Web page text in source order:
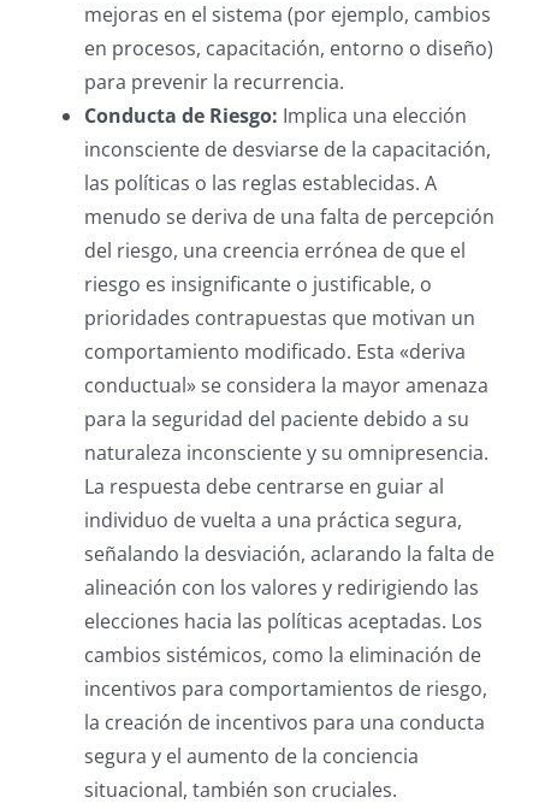
mejoras en el sistema (por ejemplo, cambios
en procesos, capacitación, entorno o diseño)
para prevenir la recurrencia.
Conducta de Riesgo: Implica una elección
inconsciente de desviarse de la capacitación,
las políticas o las reglas establecidas. A
menudo se deriva de una falta de percepción
del riesgo, una creencia errónea de que el
riesgo es insignificante o justificable, o
prioridades contrapuestas que motivan un
comportamiento modificado. Esta «deriva
conductual» se considera la mayor amenaza
para la seguridad del paciente debido a su
naturaleza inconsciente y su omnipresencia.
La respuesta debe centrarse en guiar al
individuo de vuelta a una práctica segura,
señalando la desviación, aclarando la falta de
alineación con los valores y redirigiendo las
elecciones hacia las políticas aceptadas. Los
cambios sistémicos, como la eliminación de
incentivos para comportamientos de riesgo,
la creación de incentivos para una conducta
segura y el aumento de la conciencia
situacional, también son cruciales.